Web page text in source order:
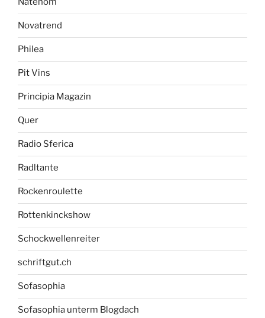
Novatrend
Philea
Pit Vins
Principia Magazin
Quer
Radio Sferica
Radltante
Rockenroulette
Rottenkinckshow
Schockwellenreiter
schriftgut.ch
Sofasophia
Sofasophia unterm Blogdach